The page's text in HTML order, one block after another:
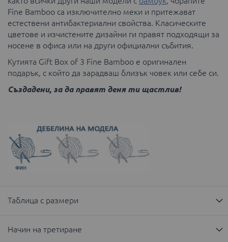
Fine Bamboo са изключително меки и притежават
естествени антибактериални свойства. Класическите
цветове и изчистените дизайни ги правят подходящи за
носене в офиса или на други официални събития.
Кутията Gift Box of 3 Fine Bamboo е оригинален
подарък, с който да зарадваш близък човек или себе си.
Създадени, за да правят деня ти щастлив!
Таблица с размери
Начин на третиране